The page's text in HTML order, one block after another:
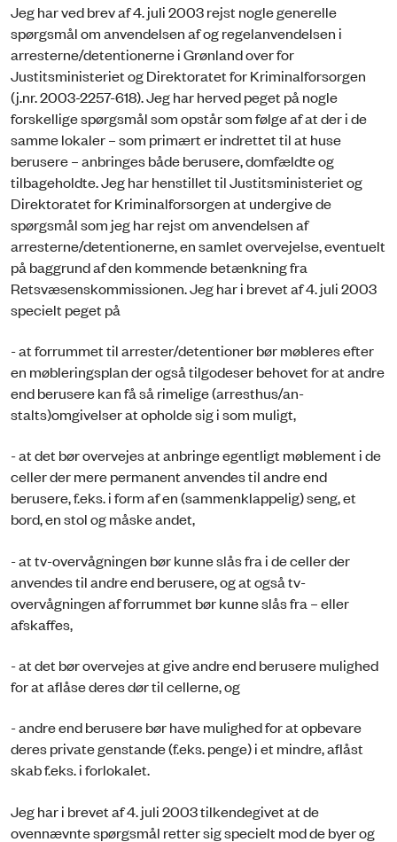
Jeg har ved brev af 4. juli 2003 rejst nogle generelle
spørgsmål om anvendelsen af og regelanvendelsen i
arresterne/detentionerne i Grønland over for
Justitsministeriet og Direktoratet for Kriminalforsorgen
(j.nr. 2003-2257-618). Jeg har herved peget på nogle
forskellige spørgsmål som opstår som følge af at der i de
samme lokaler – som primært er indrettet til at huse
berusere – anbringes både berusere, domfældte og
tilbageholdte. Jeg har henstillet til Justitsministeriet og
Direktoratet for Kriminalforsorgen at undergive de
spørgsmål som jeg har rejst om anvendelsen af
arresterne/detentionerne, en samlet overvejelse, eventuelt
på baggrund af den kommende betænkning fra
Retsvæsenskommissionen. Jeg har i brevet af 4. juli 2003
specielt peget på
- at forrummet til arrester/detentioner bør møbleres efter
en møbleringsplan der også tilgodeser behovet for at andre
end berusere kan få så rimelige (arresthus/an-
stalts)omgivelser at opholde sig i som muligt,
- at det bør overvejes at anbringe egentligt møblement i de
celler der mere permanent anvendes til andre end
berusere, f.eks. i form af en (sammenklappelig) seng, et
bord, en stol og måske andet,
- at tv-overvågningen bør kunne slås fra i de celler der
anvendes til andre end berusere, og at også tv-
overvågningen af forrummet bør kunne slås fra – eller
afskaffes,
- at det bør overvejes at give andre end berusere mulighed
for at aflåse deres dør til cellerne, og
- andre end berusere bør have mulighed for at opbevare
deres private genstande (f.eks. penge) i et mindre, aflåst
skab f.eks. i forlokalet.
Jeg har i brevet af 4. juli 2003 tilkendegivet at de
ovennævnte spørgsmål retter sig specielt mod de byer og